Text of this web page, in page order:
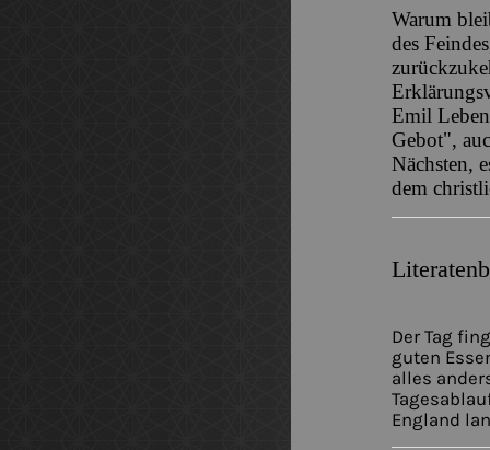
Warum
des
Emil
Gebot",
Nächsten,
dem
Der Tag
guten
alles
England